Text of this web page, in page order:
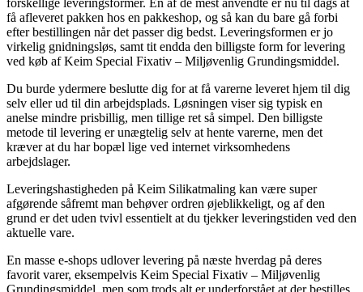
få afleveret pakken hos en pakkeshop, og så kan du bare gå forbi
efter bestillingen når det passer dig bedst. Leveringsformen er jo
virkelig gnidningsløs, samt tit endda den billigste form for levering
ved køb af Keim Special Fixativ – Miljøvenlig Grundingsmiddel.
Du burde ydermere beslutte dig for at få varerne leveret hjem til dig
selv eller ud til din arbejdsplads. Løsningen viser sig typisk en
anelse mindre prisbillig, men tillige ret så simpel. Den billigste
metode til levering er unægtelig selv at hente varerne, men det
kræver at du har bopæl lige ved internet virksomhedens
arbejdslager.
Leveringshastigheden på Keim Silikatmaling kan være super
afgørende såfremt man behøver ordren øjeblikkeligt, og af den
grund er det uden tvivl essentielt at du tjekker leveringstiden ved den
aktuelle vare.
En masse e-shops udlover levering på næste hverdag på deres
favorit varer, eksempelvis Keim Special Fixativ – Miljøvenlig
Grundingsmiddel, men som trods alt er underforstået at der bestilles